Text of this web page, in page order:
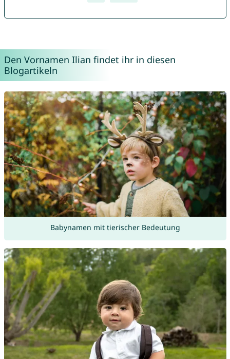
Den Vornamen Ilian findet ihr in diesen
Blogartikeln
Babynamen mit tierischer Bedeutung